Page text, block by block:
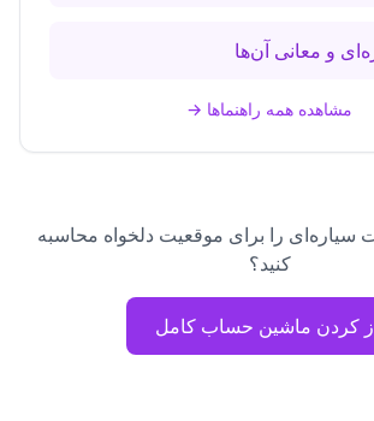
و معانی آن‌ها
مشاهده همه راهنماها →
سیاره‌ای را برای موقعیت دلخواه محاسبه
کنید؟
کردن ماشین حساب کامل